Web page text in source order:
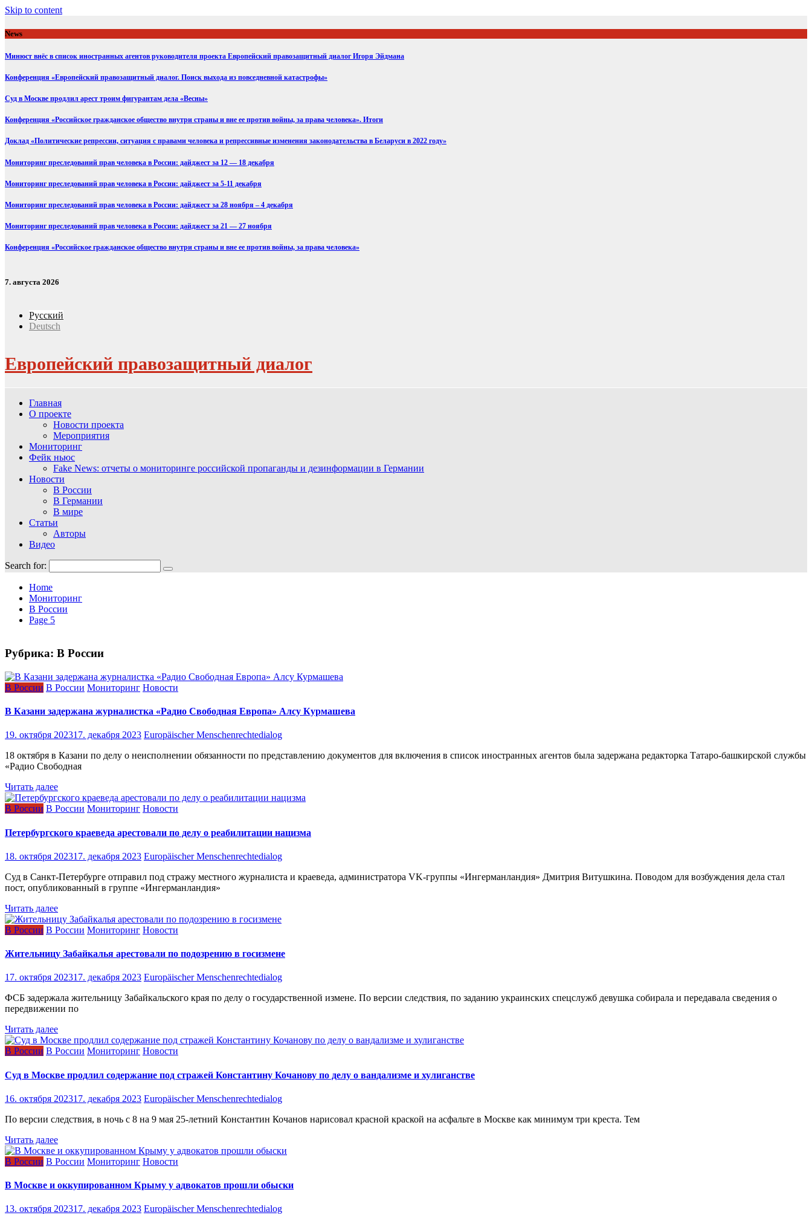
Skip to content
News
Минюст внёс в список иностранных агентов руководителя проекта Европейский правозащитный диалог Игоря Эйдмана
Конференция «Европейский правозащитный диалог. Поиск выхода из повседневной катастрофы»
Суд в Москве продлил арест троим фигурантам дела «Весны»
Конференция «Российское гражданское общество внутри страны и вне ее против войны, за права человека». Итоги
Доклад «Политические репрессии, ситуация с правами человека и репрессивные изменения законодательства в Беларуси в 2022 году»
Мониторинг преследований прав человека в России: дайджест за 12 — 18 декабря
Мониторинг преследований прав человека в России: дайджест за 5-11 декабря
Мониторинг преследований прав человека в России: дайджест за 28 ноября – 4 декабря
Мониторинг преследований прав человека в России: дайджест за 21 — 27 ноября
Конференция «Российское гражданское общество внутри страны и вне ее против войны, за права человека»
7. августа 2026
Русский
Deutsch
Европейский правозащитный диалог
Главная
О проекте
Новости проекта
Мероприятия
Мониторинг
Фейк ньюс
Fake News: отчеты о мониторинге российской пропаганды и дезинформации в Германии
Новости
В России
В Германии
В мире
Статьи
Авторы
Видео
Search for:
Home
Мониторинг
В России
Page 5
Рубрика: В России
В России В России Мониторинг Новости
В Казани задержана журналистка «Радио Свободная Европа» Алсу Курмашева
19. октября 202317. декабря 2023 Europäischer Menschenrechtedialog
18 октября в Казани по делу о неисполнении обязанности по представлению документов для включения в список иностранных агентов была задержана редакторка Татаро-башкирской службы
«Радио Свободная
Читать далее
В России В России Мониторинг Новости
Петербургского краеведа арестовали по делу о реабилитации нацизма
18. октября 202317. декабря 2023 Europäischer Menschenrechtedialog
Суд в Санкт-Петербурге отправил под стражу местного журналиста и краеведа, администратора VK-группы «Ингерманландия» Дмитрия Витушкина. Поводом для возбуждения дела стал
пост, опубликованный в группе «Ингерманландия»
Читать далее
В России В России Мониторинг Новости
Жительницу Забайкалья арестовали по подозрению в госизмене
17. октября 202317. декабря 2023 Europäischer Menschenrechtedialog
ФСБ задержала жительницу Забайкальского края по делу о государственной измене. По версии следствия, по заданию украинских спецслужб девушка собирала и передавала сведения о
передвижении по
Читать далее
В России В России Мониторинг Новости
Суд в Москве продлил содержание под стражей Константину Кочанову по делу о вандализме и хулиганстве
16. октября 202317. декабря 2023 Europäischer Menschenrechtedialog
По версии следствия, в ночь с 8 на 9 мая 25-летний Константин Кочанов нарисовал красной краской на асфальте в Москве как минимум три креста. Тем
Читать далее
В России В России Мониторинг Новости
В Москве и оккупированном Крыму у адвокатов прошли обыски
13. октября 202317. декабря 2023 Europäischer Menschenrechtedialog